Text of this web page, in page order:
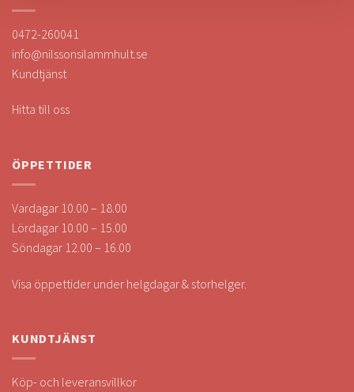
0472-260041
info@nilssonsilammhult.se
Kundtjänst
Hitta till oss
ÖPPETTIDER
Vardagar 10.00 – 18.00
Lördagar 10.00 – 15.00
Söndagar 12.00 – 16.00
Visa öppettider under helgdagar & storhelger.
KUNDTJÄNST
Köp- och leveransvillkor